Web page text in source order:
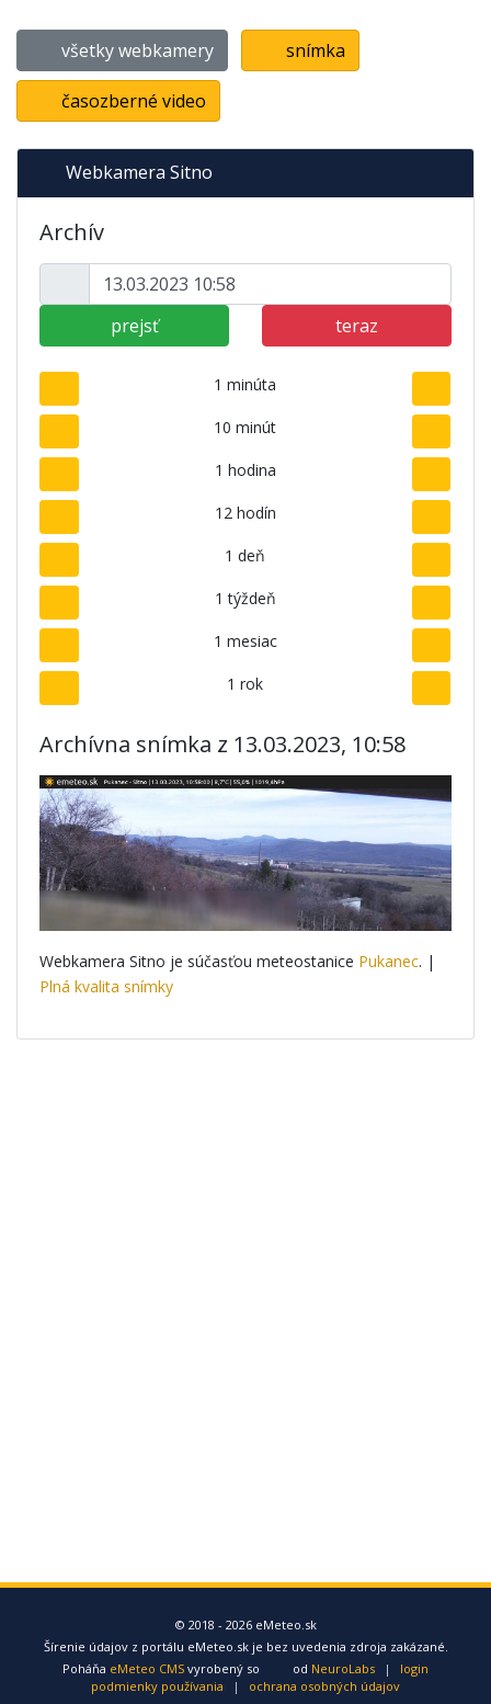
všetky webkamery snímka
časozberné video
Webkamera Sitno
Archív
prejsť teraz
1 minúta
10 minút
1 hodina
12 hodín
1 deň
1 týždeň
1 mesiac
1 rok
Archívna snímka z 13.03.2023, 10:58
Webkamera Sitno je súčasťou meteostanice Pukanec. |
Plná kvalita snímky
© 2018 - 2026 eMeteo.sk
Šírenie údajov z portálu eMeteo.sk je bez uvedenia zdroja zakázané.
Poháňa eMeteo CMS vyrobený so od NeuroLabs |
login
podmienky používania
| ochrana osobných údajov